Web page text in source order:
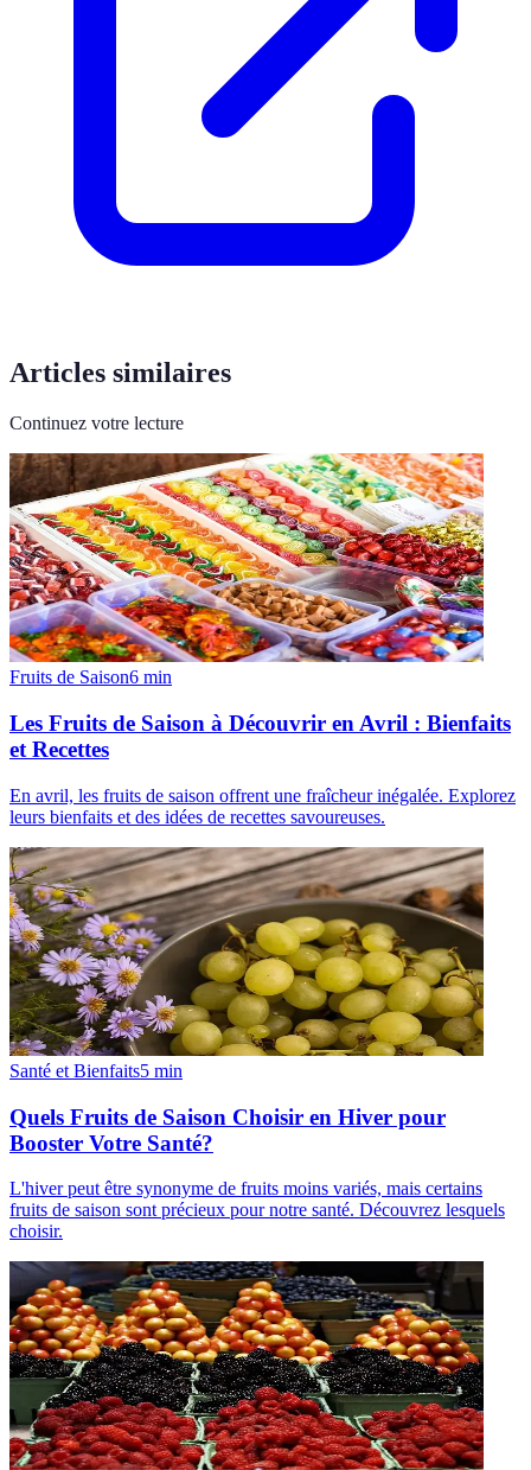
Articles similaires
Continuez votre lecture
Fruits de Saison6 min
Les Fruits de Saison à Découvrir en Avril : Bienfaits
et Recettes
En avril, les fruits de saison offrent une fraîcheur inégalée. Explorez
leurs bienfaits et des idées de recettes savoureuses.
Santé et Bienfaits5 min
Quels Fruits de Saison Choisir en Hiver pour
Booster Votre Santé?
L'hiver peut être synonyme de fruits moins variés, mais certains
fruits de saison sont précieux pour notre santé. Découvrez lesquels
choisir.